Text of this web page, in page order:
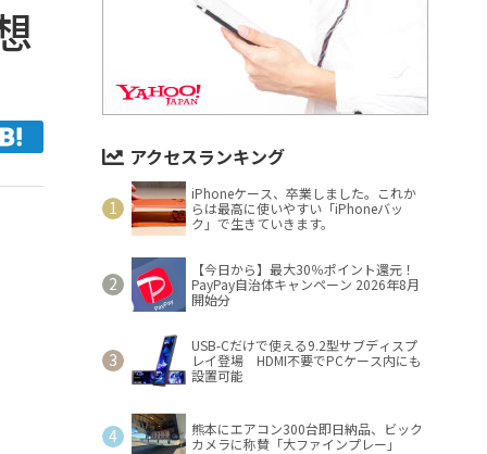
アクセスランキング
iPhoneケース、卒業しました。これか
らは最高に使いやすい「iPhoneバッ
ク」で生きていきます。
【今日から】最大30％ポイント還元！
PayPay自治体キャンペーン 2026年8月
開始分
USB-Cだけで使える9.2型サブディスプ
レイ登場 HDMI不要でPCケース内にも
設置可能
熊本にエアコン300台即日納品、ビック
カメラに称賛「大ファインプレー」